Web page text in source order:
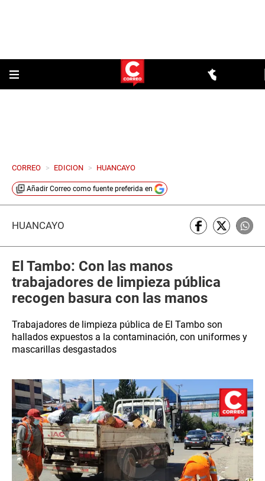
CORREO > EDICION > HUANCAYO
Añadir Correo como fuente preferida en
HUANCAYO
El Tambo: Con las manos
trabajadores de limpieza pública
recogen basura con las manos
Trabajadores de limpieza pública de El Tambo son
hallados expuestos a la contaminación, con uniformes y
mascarillas desgastados